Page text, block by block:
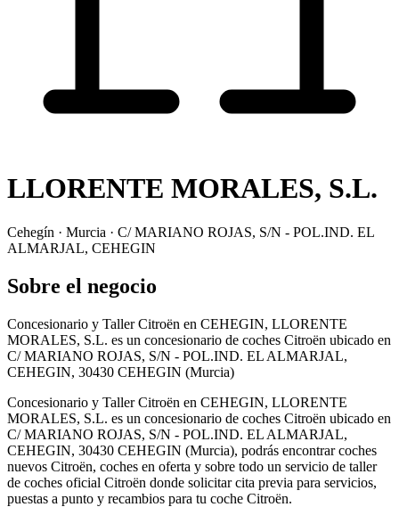
LLORENTE MORALES, S.L.
Cehegín · Murcia · C/ MARIANO ROJAS, S/N - POL.IND. EL
ALMARJAL, CEHEGIN
Sobre el negocio
Concesionario y Taller Citroën en CEHEGIN, LLORENTE
MORALES, S.L. es un concesionario de coches Citroën ubicado en
C/ MARIANO ROJAS, S/N - POL.IND. EL ALMARJAL,
CEHEGIN, 30430 CEHEGIN (Murcia)
Concesionario y Taller Citroën en CEHEGIN, LLORENTE
MORALES, S.L. es un concesionario de coches Citroën ubicado en
C/ MARIANO ROJAS, S/N - POL.IND. EL ALMARJAL,
CEHEGIN, 30430 CEHEGIN (Murcia), podrás encontrar coches
nuevos Citroën, coches en oferta y sobre todo un servicio de taller
de coches oficial Citroën donde solicitar cita previa para servicios,
puestas a punto y recambios para tu coche Citroën.